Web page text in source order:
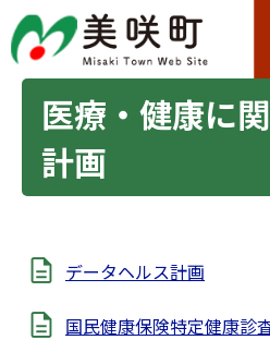
医療・健康に
計画
データヘルス計画
国民健康保険特定健康診